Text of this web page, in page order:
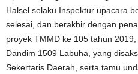
Halsel selaku Inspektur upacara
selesai, dan berakhir dengan
proyek TMMD ke 105 tahun
Dandim 1509 Labuha, yang
Sekertaris Daerah, serta tamu